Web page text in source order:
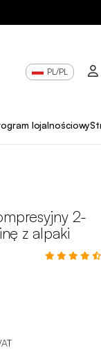
PL/PL
lojalnościowy
2-
z alpaki